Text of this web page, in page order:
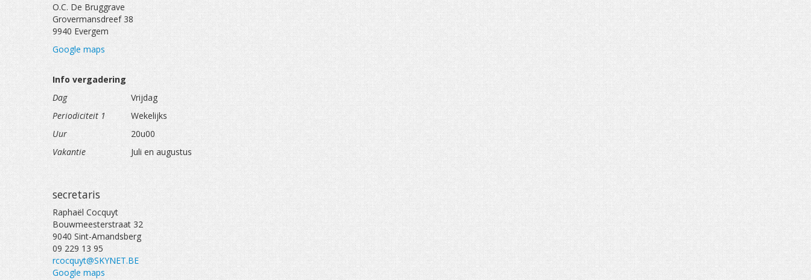
O.C. De Bruggrave
Grovermansdreef 38
9940 Evergem
Google maps
Info vergadering
Dag
Vrijdag
Periodiciteit 1
Wekelijks
Uur
20u00
Vakantie
Juli en augustus
secretaris
Raphaël Cocquyt
Bouwmeesterstraat 32
9040 Sint-Amandsberg
09 229 13 95
rcocquyt@SKYNET.BE
Google maps